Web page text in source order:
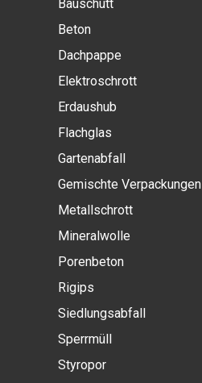
Bauschutt
Beton
Dachpappe
Elektroschrott
Erdaushub
Flachglas
Gartenabfall
Gemischte Verpackungen
Metallschrott
Mineralwolle
Porenbeton
Rigips
Siedlungsabfall
Sperrmüll
Styropor